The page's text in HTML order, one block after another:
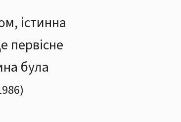
істинна
первісне
була
)